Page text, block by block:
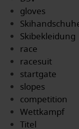
gloves
Skibekleidung
race
racesuit
startgate
slopes
competition
Wettkampf
Titel